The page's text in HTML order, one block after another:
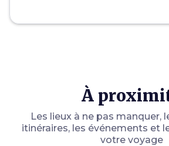
À
Les lieux à ne pas manquer,
itinéraires, les événements et
votre voyage